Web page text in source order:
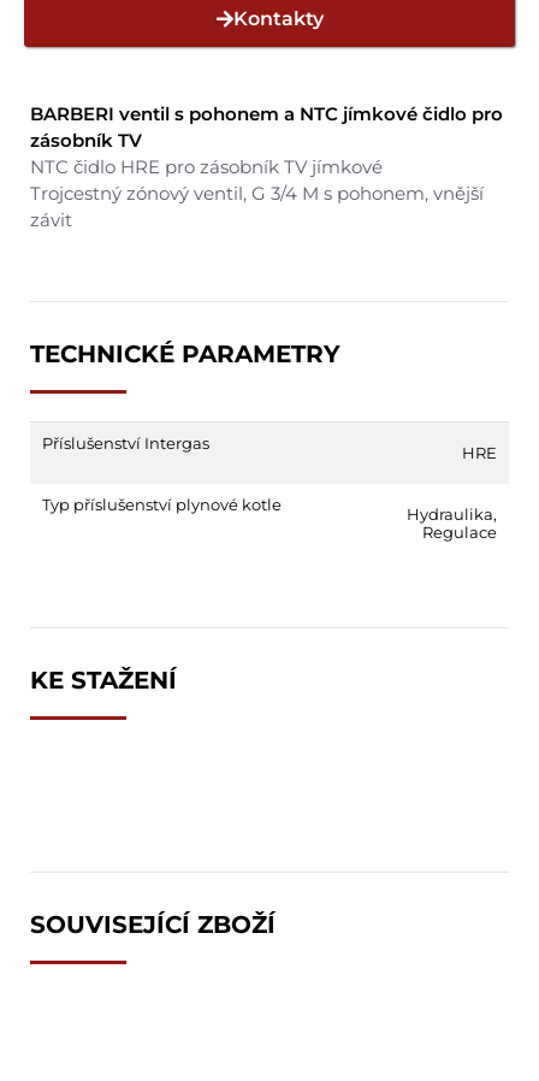
BARBERI ventil s pohonem a NTC jímkové čidlo pro
zásobník TV
NTC čidlo HRE pro zásobník TV jímkové
Trojcestný zónový ventil, G 3/4 M s pohonem, vnější
závit
TECHNICKÉ PARAMETRY
Příslušenství Intergas HRE
Typ příslušenství plynové kotle Hydraulika,
Regulace
KE STAŽENÍ
SOUVISEJÍCÍ ZBOŽÍ
Kontakty